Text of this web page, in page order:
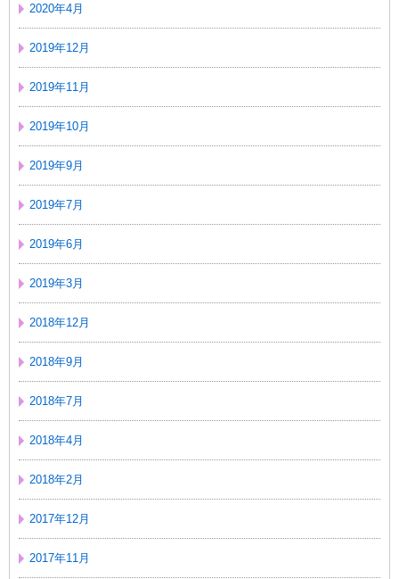
2020年4月
2019年12月
2019年11月
2019年10月
2019年9月
2019年7月
2019年6月
2019年3月
2018年12月
2018年9月
2018年7月
2018年4月
2018年2月
2017年12月
2017年11月